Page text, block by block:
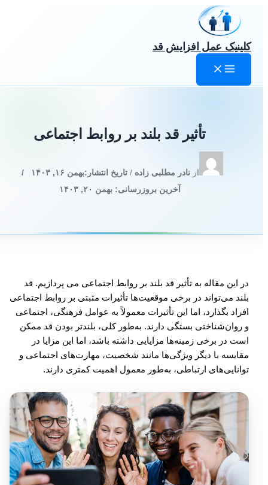
محتواکلینیک عمل افزایش قد
تأثیر قد بلند بر روابط اجتماعی
از نادر مطلبی زاده/تاریخ انتشار: بهمن ۱۶, ۱۴۰۳
آخرین بروزرسانی: بهمن ۲۰, ۱۴۰۳
در این مقاله به تأثیر قد بلند بر روابط اجتماعی می پردازیم. قد
بلند می‌تواند در برخی موقعیت‌ها تأثیرات مثبتی بر روابط اجتماعی
افراد بگذارد، اما این تأثیرات معمولاً به عوامل فرهنگی، اجتماعی
و روان‌شناختی بستگی دارند. به‌طور کلی، بلندتر بودن قد ممکن
است در برخی زمینه‌ها مزایایی داشته باشد، اما این مزایا در
مقایسه با دیگر ویژگی‌ها مانند شخصیت، مهارت‌های اجتماعی و
توانایی‌های ارتباطی، به‌طور معمول اهمیت کمتری دارند.